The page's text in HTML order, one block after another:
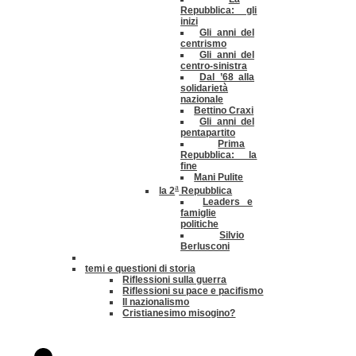
Repubblica: gli
inizi
Gli anni del
centrismo
Gli anni del
centro-sinistra
Dal ’68 alla
solidarietà
nazionale
Bettino Craxi
Gli anni del
pentapartito
Prima
Repubblica: la
fine
Mani Pulite
la 2aRepubblica
Leaders e
famiglie
politiche
Silvio
Berlusconi
temi e questioni di storia
Riflessioni sulla guerra
Riflessioni su pace e pacifismo
Il nazionalismo
Cristianesimo misogino?